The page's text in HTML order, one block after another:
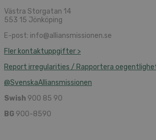
Västra Storgatan 14
553 15 Jönköping
E-post: info@alliansmissionen.se
Fler kontaktuppgifter >
Report irregularities / Rapportera
@SvenskaAlliansmissionen
Swish 900 85 90
BG 900-8590